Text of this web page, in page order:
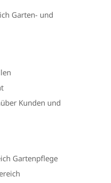
Garten- und
Kunden und
Gartenpflege